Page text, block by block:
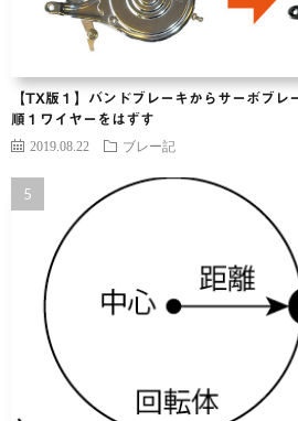
【TX版１】バンドブレーキからサーボブレ
順１ワイヤーをはずす
2019.08.22 ブレー記